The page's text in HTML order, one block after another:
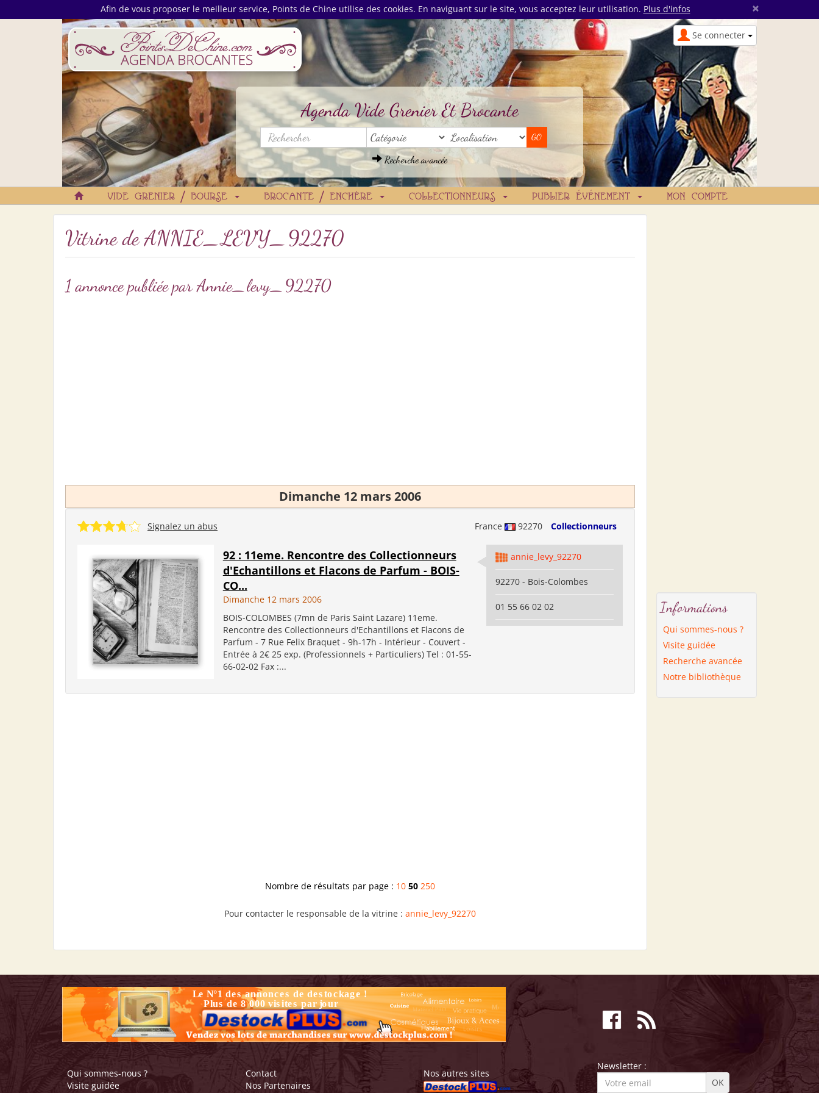
Afin de vous proposer le meilleur service, Points de Chine utilise des cookies. En naviguant sur le site, vous acceptez leur utilisation. Plus d'infos ×
Se connecter
Agenda Vide Grenier Et Brocante
Recherche avancée
VIDE GRENIER / BOURSE BROCANTE / ENCHÈRE COLLECTIONNEURS PUBLIER ÉVÉNEMENT MON COMPTE
Vitrine deANNIE_LEVY_92270
1 annonce publiée par Annie_levy_92270
Dimanche 12 mars 2006
France 92270 Collectionneurs
Signalez un abus
92 : 11eme. Rencontre des Collectionneurs
d'Echantillons et Flacons de Parfum - BOIS-
CO...
Dimanche 12 mars 2006
BOIS-COLOMBES (7mn de Paris Saint Lazare) 11eme.
Rencontre des Collectionneurs d'Echantillons et Flacons de
Parfum - 7 Rue Felix Braquet - 9h-17h - Intérieur - Couvert -
Entrée à 2€ 25 exp. (Professionnels + Particuliers) Tel : 01-55-
66-02-02 Fax :...
annie_levy_92270
92270 - Bois-Colombes
01 55 66 02 02
Nombre de résultats par page : 10 50 250
Pour contacter le responsable de la vitrine : annie_levy_92270
Informations
Qui sommes-nous ?
Visite guidée
Recherche avancée
Notre bibliothèque
Qui sommes-nous ?
Visite guidée
Contact
Nos Partenaires
Nos autres sites
Newsletter :